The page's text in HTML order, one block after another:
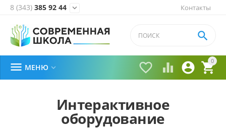
Контакты
8 (343) 385 92 44 
0


 

 МЕНЮ 
Интерактивное
оборудование